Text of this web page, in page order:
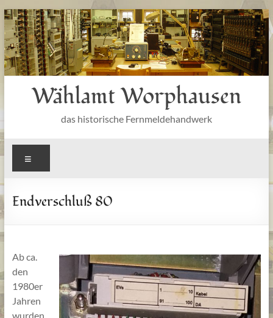
Zum
Inhalt
springen
Wählamt Worphausen
das historische Fernmeldehandwerk
Endverschluß 80
Ab ca.
den
1980er
Jahren
wurden